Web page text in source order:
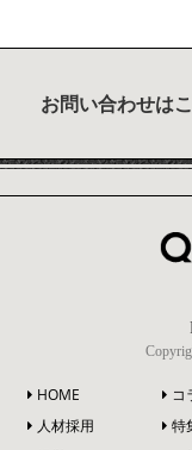
お問い合わせは
HOME
人材採用
コ
特